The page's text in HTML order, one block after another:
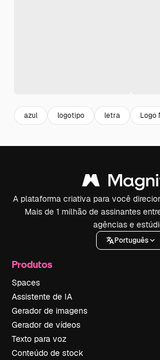
azul logotipo letra Logo
A plataforma criativa para você
Mais de 1 milhão de assinantes
agências e
Português
Produtos
Spaces
Assistente de IA
Gerador de imagens
Gerador de vídeos
Texto para voz
Conteúdo de stock